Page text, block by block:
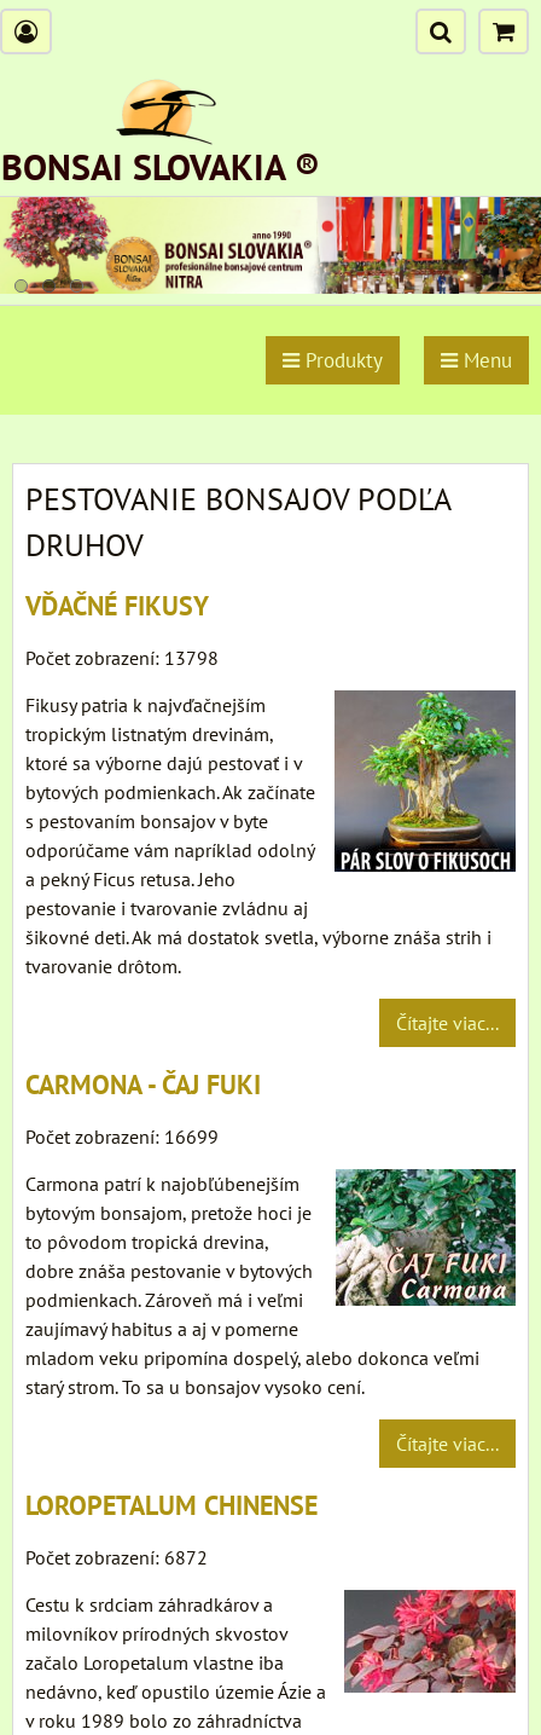
BONSAI SLOVAKIA ®
Produkty Menu
PESTOVANIE BONSAJOV PODĽA
DRUHOV
VĎAČNÉ FIKUSY
Počet zobrazení: 13798
Fikusy patria k najvďačnejším
tropickým listnatým drevinám,
ktoré sa výborne dajú pestovať i v
bytových podmienkach. Ak začínate
s pestovaním bonsajov v byte
odporúčame vám napríklad odolný
a pekný Ficus retusa. Jeho
pestovanie i tvarovanie zvládnu aj
šikovné deti. Ak má dostatok svetla, výborne znáša strih i
tvarovanie drôtom.
Čítajte viac...
CARMONA - ČAJ FUKI
Počet zobrazení: 16699
Carmona patrí k najobľúbenejším
bytovým bonsajom, pretože hoci je
to pôvodom tropická drevina,
dobre znáša pestovanie v bytových
podmienkach. Zároveň má i veľmi
zaujímavý habitus a aj v pomerne
mladom veku pripomína dospelý, alebo dokonca veľmi
starý strom. To sa u bonsajov vysoko cení.
Čítajte viac...
LOROPETALUM CHINENSE
Počet zobrazení: 6872
Cestu k srdciam záhradkárov a
milovníkov prírodných skvostov
začalo Loropetalum vlastne iba
nedávno, keď opustilo územie Ázie a
v roku 1989 bolo zo záhradníctva